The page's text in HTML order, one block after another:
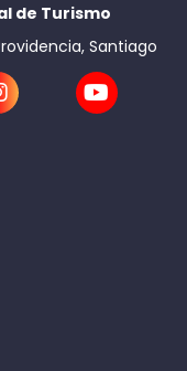
de Turismo
Santiago